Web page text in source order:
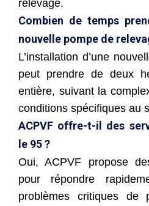
relevage.
Combien de temps
nouvelle pompe de
L’installation d’une
peut prendre de deux
entière, suivant la
conditions spécifiques au
ACPVF offre-t-il des
le 95 ?
Oui, ACPVF propose
pour répondre
problèmes critiques de